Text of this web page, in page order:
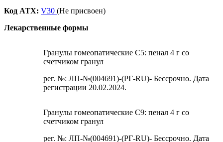
Код ATX: V30 (Не присвоен)
Лекарственные формы
Гранулы гомеопатические C5: пенал 4 г со
счетчиком гранул
рег. №: ЛП-№(004691)-(РГ-RU)- Бессрочно. Дата
регистрации 20.02.2024.
Гранулы гомеопатические C9: пенал 4 г со
счетчиком гранул
рег. №: ЛП-№(004691)-(РГ-RU)- Бессрочно. Дата